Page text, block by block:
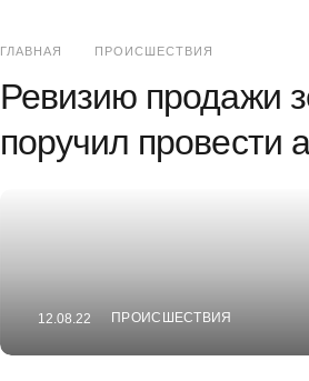
ГЛАВНАЯ ПРОИСШЕСТВИЯ
Ревизию продажи
поручил провести
12.08.22 ПРОИСШЕСТВИЯ